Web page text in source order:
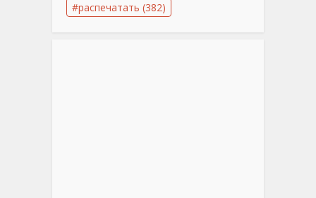
распечатать (382)